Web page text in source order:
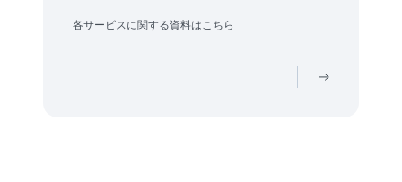
各サービスに関する資料はこちら